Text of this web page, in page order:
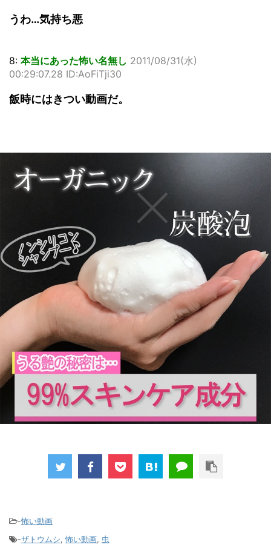
うわ…気持ち悪
8: 本当にあった怖い名無し 2011/08/31(水)
00:29:07.28 ID:AoFiTji30
飯時にはきつい動画だ。
-怖い動画
-ザトウムシ,怖い動画, 虫